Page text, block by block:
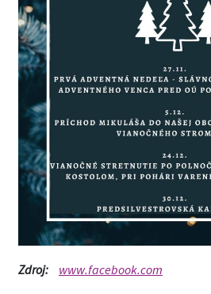
Zdroj: www.facebook.com